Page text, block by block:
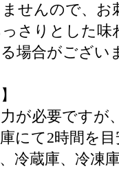
せんので、お
さりとした
場合がござい
が必要ですが
にて2時間を目
冷蔵庫、冷凍